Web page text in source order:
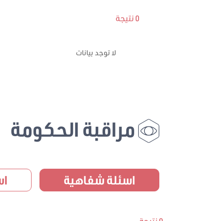
0 نتيجة
لا توجد بيانات
مراقبة الحكومة
اسئلة شفاهية